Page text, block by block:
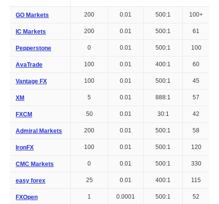
GO Markets 200 0.01 500:1 100+
IC Markets 200 0.01 500:1 61
Pepperstone 0 0.01 500:1 100
AvaTrade 100 0.01 400:1 60
Vantage FX 100 0.01 500:1 45
XM 5 0.01 888:1 57
FXCM 50 0.01 30:1 42
Admiral Markets 200 0.01 500:1 58
IronFX 100 0.01 500:1 120
CMC Markets 0 0.01 500:1 330
easy forex 25 0.01 400:1 115
FXOpen 1 0.0001 500:1 52